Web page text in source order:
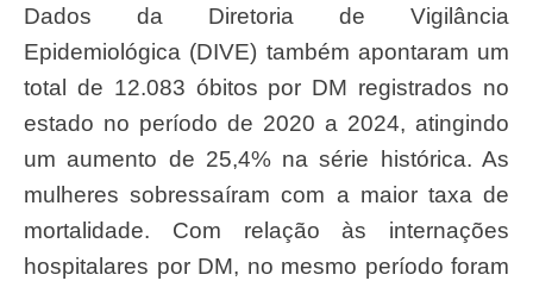
Dados da Diretoria de Vigilância
Epidemiológica (DIVE) também apontaram um
total de 12.083 óbitos por DM registrados no
estado no período de 2020 a 2024, atingindo
um aumento de 25,4% na série histórica. As
mulheres sobressaíram com a maior taxa de
mortalidade. Com relação às internações
hospitalares por DM, no mesmo período foram